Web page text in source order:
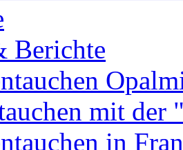
Berichte
mit
in